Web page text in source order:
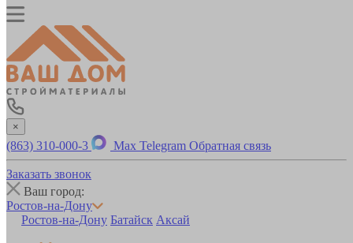
×
(863) 310-000-3 Max Telegram Обратная связь
Заказать звонок
Ваш город:
Ростов-на-Дону
Ростов-на-Дону Батайск Аксай